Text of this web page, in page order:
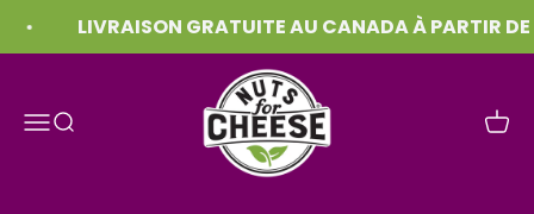
Skip to contentLIVRAISON GRATUITE AU CANADA À PARTIR DE
MenuRecherche
Nuts For Cheese™